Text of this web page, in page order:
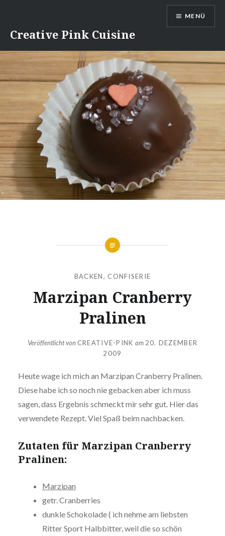
InhaltCreative Pink Cuisine
MENÜ
BACKEN, CONFISERIE
Marzipan Cranberry
Pralinen
Veröffentlicht von CREATIVE-PINK am 20. DEZEMBER
2009
Heute wage ich mich an Marzipan Cranberry Pralinen.
Diese habe ich so noch nie gebacken aber ich muss
sagen, dass Ergebnis schmeckt mir sehr gut. Hier das
ver­wen­de­te Rezept. Viel Spaß beim nachbacken.
Zutaten für Marzipan Cranberry
Pralinen:
Marzipan
getr. Cran­ber­ries
dunkle Scho­ko­la­de ( ich nehme am liebsten
Ritter Sport Halb­bit­ter, weil die so schön